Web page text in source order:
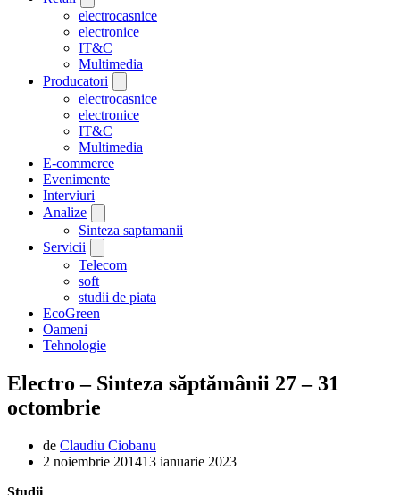
electrocasnice
electronice
IT&C
Multimedia
Producatori
electrocasnice
electronice
IT&C
Multimedia
E-commerce
Evenimente
Interviuri
Analize
Sinteza saptamanii
Servicii
Telecom
soft
studii de piata
EcoGreen
Oameni
Tehnologie
Electro – Sinteza săptămânii 27 – 31
octombrie
de Claudiu Ciobanu
2 noiembrie 201413 ianuarie 2023
Studii